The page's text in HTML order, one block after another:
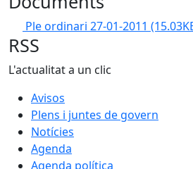
Ple ordinari 27-01-2011
RSS
L'actualitat a un clic
Avisos
Plens i juntes de govern
Notícies
Agenda
Agenda política